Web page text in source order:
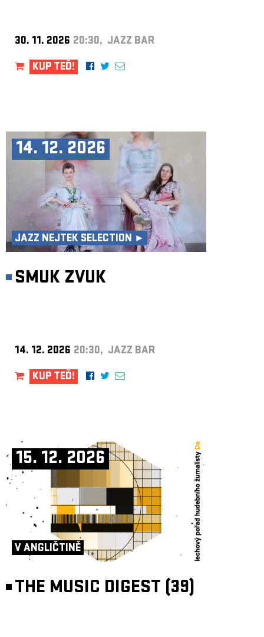
30. 11. 2026 20:30, JAZZ BAR
KUP TEĎ!
14. 12. 2026
JAZZ NEJTEK SELECTION ►
SMUK ZVUK
14. 12. 2026 20:30, JAZZ BAR
KUP TEĎ!
15. 12. 2026
V ANGLIČTINĚ
THE MUSIC DIGEST (39)